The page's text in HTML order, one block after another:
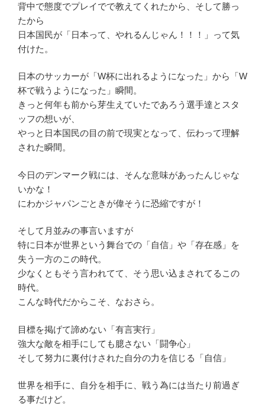
背中で態度でプレイでで教えてくれたから、そして勝っ
たから
日本国民が「日本って、やれるんじゃん！！！」って気
付けた。
日本のサッカーが「W杯に出れるようになった」から「W
杯で戦うようになった」瞬間。
きっと何年も前から芽生えていたであろう選手達とスタ
ッフの想いが、
やっと日本国民の目の前で現実となって、伝わって理解
された瞬間。
今日のデンマーク戦には、そんな意味があったんじゃな
いかな！
にわかジャパンごときが偉そうに恐縮ですが！
そして月並みの事言いますが
特に日本が世界という舞台での「自信」や「存在感」を
失う一方のこの時代。
少なくともそう言われてて、そう思い込まされてるこの
時代。
こんな時代だからこそ、なおさら。
目標を掲げて諦めない「有言実行」
強大な敵を相手にしても臆さない「闘争心」
そして努力に裏付けされた自分の力を信じる「自信」
世界を相手に、自分を相手に、戦う為には当たり前過ぎ
る事だけど。